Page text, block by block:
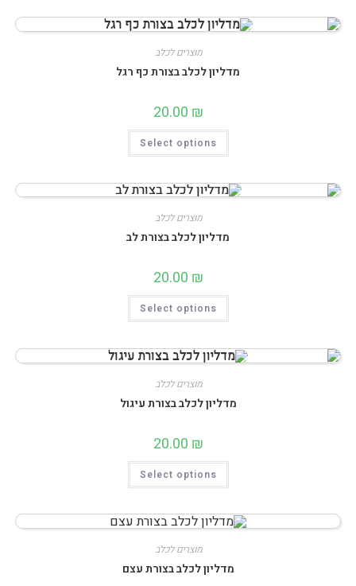
סוגים.
ניתן
לבחור
בעמוד
המוצר
מוצרים לכלב
מדליון לכלב בצורת כף רגל
20.00 ₪
Select options
למוצר
יש
ניתן
לבחור
בעמוד
המוצר
מוצרים לכלב
מדליון לכלב בצורת לב
20.00 ₪
Select options
למוצר
יש
סוגים.
ניתן
לבחור
בעמוד
המוצר
מוצרים לכלב
מדליון לכלב בצורת עיגול
20.00 ₪
Select options
למוצר
יש
סוגים.
ניתן
לבחור
בעמוד
המוצר
מוצרים לכלב
מדליון לכלב בצורת עצם